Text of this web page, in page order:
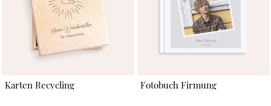
Karten Recycling Fotobuch Firmung